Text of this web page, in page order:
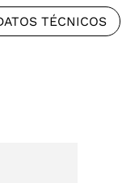
TÉCNICOS